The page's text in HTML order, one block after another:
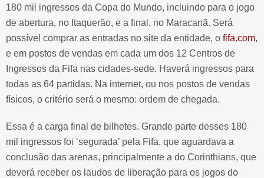
180 mil ingressos da Copa do Mundo, incluindo para o jogo
de abertura, no Itaquerão, e a final, no Maracanã. Será
possível comprar as entradas no site da entidade, o fifa.com,
e em postos de vendas em cada um dos 12 Centros de
Ingressos da Fifa nas cidades-sede. Haverá ingressos para
todas as 64 partidas. Na internet, ou nos postos de vendas
físicos, o critério será o mesmo: ordem de chegada.
Essa é a carga final de bilhetes. Grande parte desses 180
mil ingressos foi ‘segurada’ pela Fifa, que aguardava a
conclusão das arenas, principalmente a do Corinthians, que
deverá receber os laudos de liberação para os jogos do